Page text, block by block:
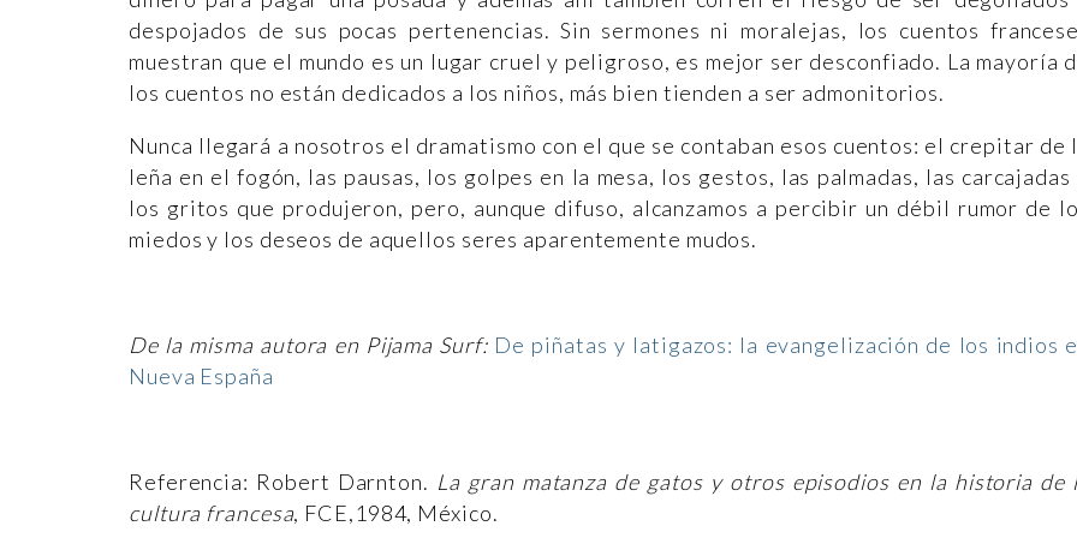
despojados de sus pocas pertenencias. Sin sermones ni moralejas, los cuentos
muestran que el mundo es un lugar cruel y peligroso, es mejor ser desconfiado. La mayoría
los cuentos no están dedicados a los niños, más bien tienden a ser admonitorios.
Nunca llegará a nosotros el dramatismo con el que se contaban esos cuentos: el crepitar de
leña en el fogón, las pausas, los golpes en la mesa, los gestos, las palmadas, las carcajadas
los gritos que produjeron, pero, aunque difuso, alcanzamos a percibir un débil rumor de
miedos y los deseos de aquellos seres aparentemente mudos.
De la misma autora en Pijama Surf: De piñatas y latigazos: la evangelización de los indios
Nueva España
Referencia: Robert Darnton. La gran matanza de gatos y otros episodios en la historia de
cultura francesa, FCE,1984, México.